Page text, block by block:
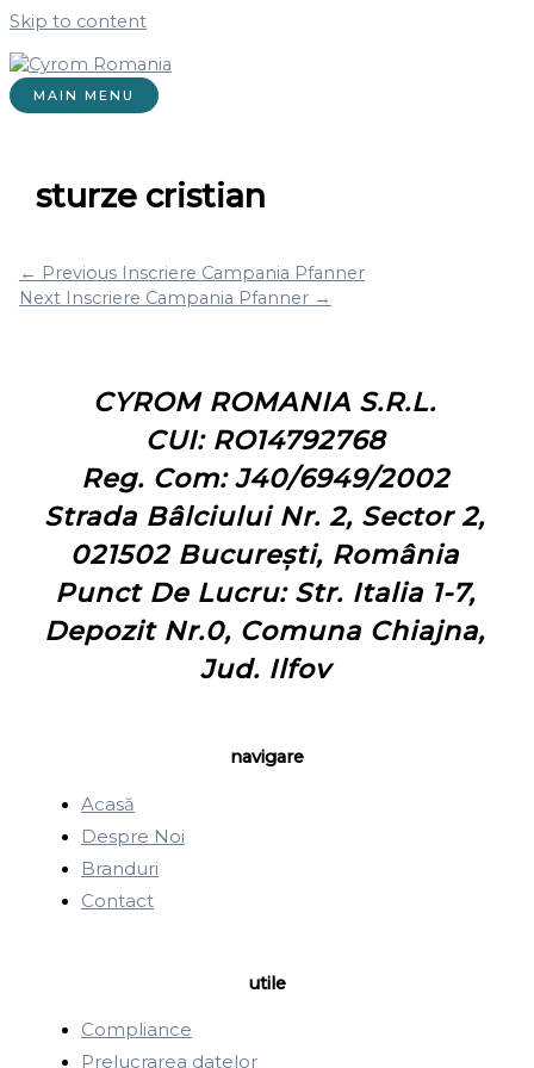
Skip to content
MAIN MENU
sturze cristian
← Previous Inscriere Campania Pfanner
Next Inscriere Campania Pfanner →
CYROM ROMANIA S.R.L.
CUI: RO14792768
Reg. Com: J40/6949/2002
Strada Bâlciului Nr. 2, Sector 2,
021502 București, România
Punct De Lucru: Str. Italia 1-7,
Depozit Nr.0, Comuna Chiajna,
Jud. Ilfov
navigare
Acasă
Despre Noi
Branduri
Contact
utile
Compliance
Prelucrarea datelor